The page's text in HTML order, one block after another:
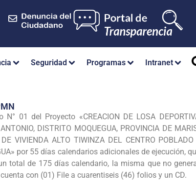
Seguridad Programas Intranet
01 del Proyecto «CREACION DE LOSA
DISTRITO MOQUEGUA, PROVINCIA DE
VIVIENDA ALTO TIWINZA DEL CENTRO
por 55 días calendarios adicionales de ejecución,
total de 175 días calendario, la misma que no
con (01) File a cuarentiseis (46) folios y un CD.